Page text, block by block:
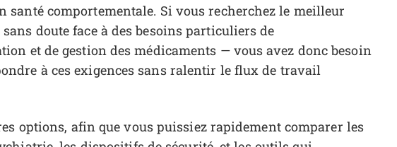
santé comportementale. Si vous recherchez le meilleur
doute face à des besoins particuliers de
et de gestion des médicaments — vous avez donc besoin
à ces exigences sans ralentir le flux de travail
options, afin que vous puissiez rapidement comparer les